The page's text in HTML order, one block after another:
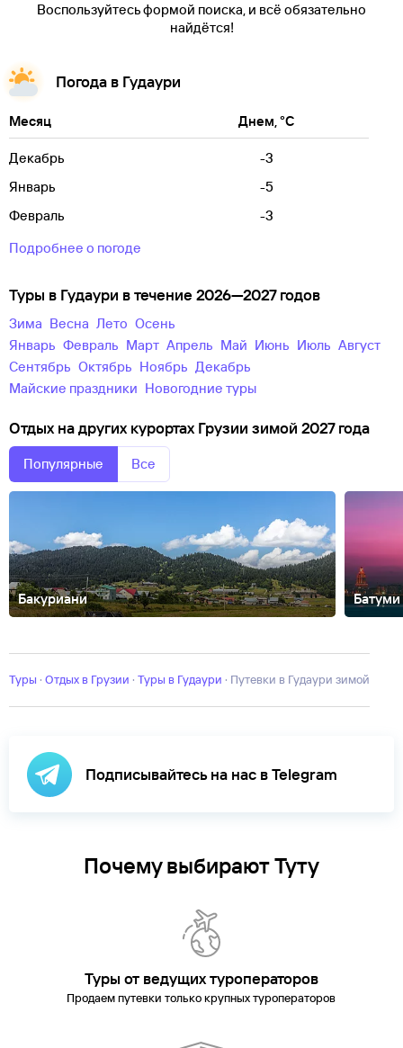
Воспользуйтесь формой поиска, и всё обязательно
найдётся!
Погода в Гудаури
Месяц Днем, °C
Декабрь
-3
Январь
-5
Февраль
-3
Подробнее о погоде
Туры в Гудаури в течение 2026—2027 годов
зима весна лето
осень
Январь
Февраль Март Апрель Май Июнь Июль
Август
Сентябрь
Октябрь Ноябрь
Декабрь
майские праздники
новогодние туры
Отдых на других курортах Грузии зимой 2027 года
Популярные Все
Бакуриани Батуми
Туры · Отдых в Грузии · Туры в Гудаури · Путевки в Гудаури зимой
Подписывайтесь на нас в Telegram
Почему выбирают Туту
Туры от ведущих туроператоров
Продаем путевки только крупных туроператоров